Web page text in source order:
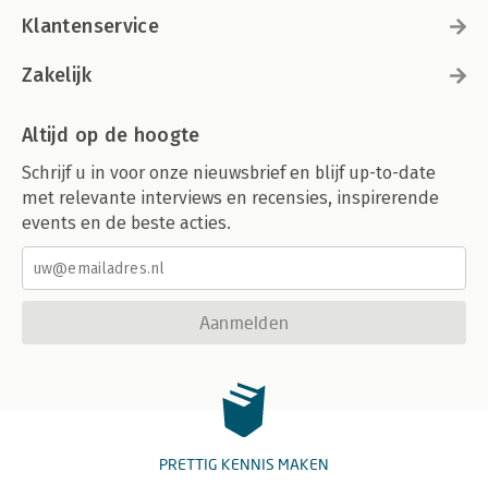
Klantenservice
Zakelijk
Altijd op de hoogte
Schrijf u in voor onze nieuwsbrief en blijf up-to-date
met relevante interviews en recensies, inspirerende
events en de beste acties.
Aanmelden
PRETTIG KENNIS MAKEN